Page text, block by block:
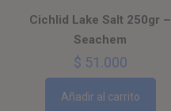
Cichlid Lake Salt 250gr –
Seachem
$ 51.000
Añadir al carrito